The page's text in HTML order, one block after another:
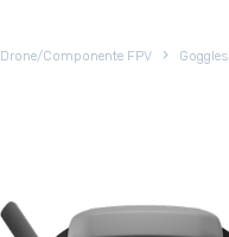
Drone/Componente FPV Goggles